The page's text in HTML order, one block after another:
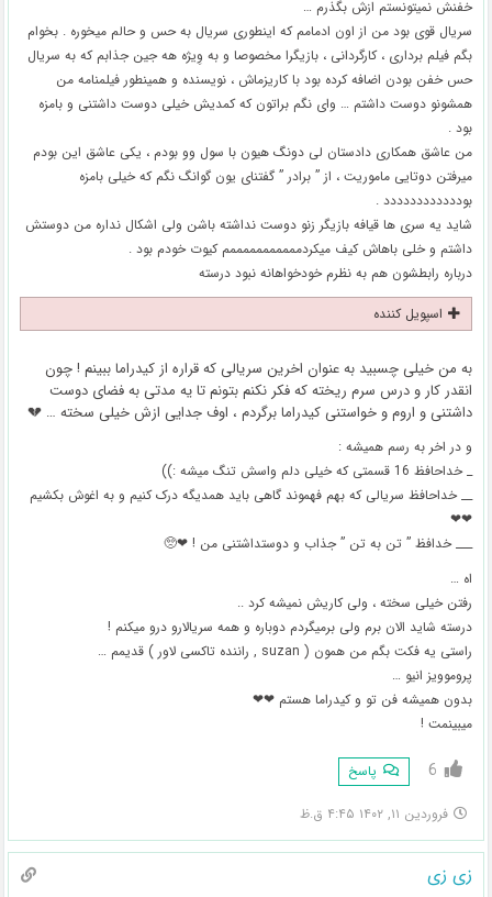
خفنش نمیتونستم ازش بگذرم …
سریال قوی بود من از اون ادمامم که اینطوری سریال به حس و حالم میخوره . بخوام
بگم فیلم برداری ، کارگردانی ، بازیگرا مخصوصا و به وِیژه هه جین جذابم که به سریال
حس خفن بودن اضافه کرده بود با کاریزماش ، نویسنده و همینطور فیلمنامه من
همشونو دوست داشتم … وای نگم براتون که کمدیش خیلی دوست داشتنی و بامزه
بود .
من عاشق همکاری دادستان لی دونگ هیون با سول وو بودم ، یکی عاشق این بودم
میرفتن دوتایی ماموریت ، از ” برادر ” گفتنای یون گوانگ نگم که خیلی بامزه
بودددددددددددد .
شاید یه سری ها قیافه بازیگر زنو دوست نداشته باشن ولی اشکال نداره من دوستش
داشتم و خلی باهاش کیف میکردمممممممممممم کیوت خودم بود .
درباره رابطشون هم به نظرم خودخواهانه نبود درسته
اسپویل کننده
به من خیلی چسبید به عنوان اخرین سریالی که قراره از کیدراما ببینم ! چون
انقدر کار و درس سرم ریخته که فکر نکنم بتونم تا یه مدتی به فضای دوست
داشتنی و اروم و خواستنی کیدراما برگردم ، اوف جدایی ازش خیلی سخته … 💔
و در اخر به رسم همیشه :
_ خداحافظ 16 قسمتی که خیلی دلم واسش تنگ میشه :))
__ خداحافظ سریالی که بهم فهموند گاهی باید همدیگه درک کنیم و به اغوش بکشیم
❤❤
___ خدافظ ” تن به تن ” جذاب و دوستداشتنی من ! ❤🥺
اه …
رفتن خیلی سخته ، ولی کاریش نمیشه کرد ..
درسته شاید الان برم ولی برمیگردم دوباره و همه سریالارو درو میکنم !
راستی یه فکت بگم من همون ( suzan , راننده تاکسی لاور ) قدیمم …
پروموویز انیو …
بدون همیشه فن تو و کیدراما هستم ❤❤
میبینمت !
6 پاسخ
فروردین ۱۱, ۱۴۰۲ ۴:۴۵ ق.ظ
زی زی